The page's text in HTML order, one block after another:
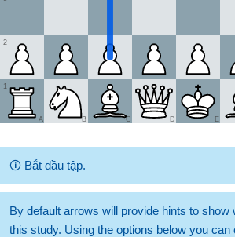
1
2
A B C D E
🛈 Bắt đầu tập.
By default arrows will provide hints to show
this study. Using the options below you